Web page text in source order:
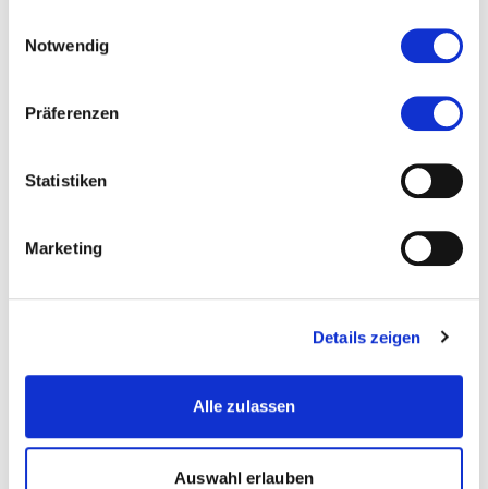
Notwendig
Präferenzen
Statistiken
Marketing
Details zeigen
Alle zulassen
Auswahl erlauben
und weiteren Partnern in einem digitalen Ökosystem
verbinden.
einerseits die Chance, mit Third Party Providers und
Zentrum steht hierbei die Kunden, denn dieser
erhalten in einem solchen Konstrukt einen